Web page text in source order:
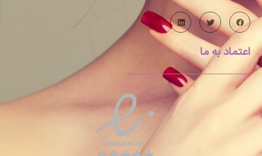
اعتماد به ما